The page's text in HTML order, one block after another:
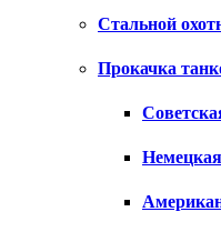
Стальной
Прокачка